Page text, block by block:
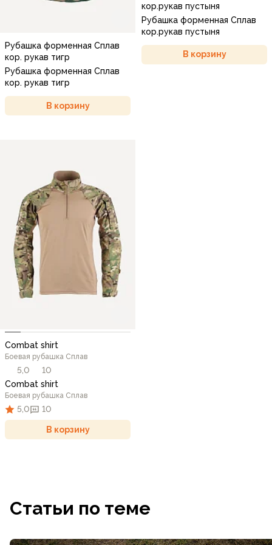
Рубашка форменная Сплав
кор. рукав тигр
Рубашка форменная Сплав
кор. рукав тигр
В корзину
кор.рукав пустыня
Рубашка форменная Сплав
кор.рукав пустыня
В корзину
Combat shirt
Боевая рубашка Сплав
5,0
10
Combat shirt
Боевая рубашка Сплав
5,0 10
В корзину
Статьи по теме